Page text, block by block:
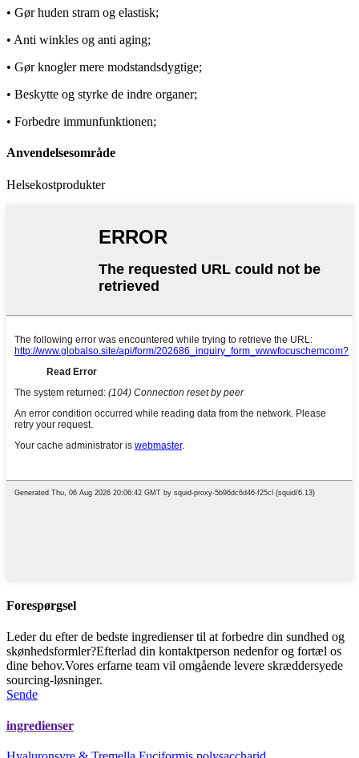
• Gør huden stram og elastisk;
• Anti winkles og anti aging;
• Gør knogler mere modstandsdygtige;
• Beskytte og styrke de indre organer;
• Forbedre immunfunktionen;
Anvendelsesområde
Helsekostprodukter
Forespørgsel
Leder du efter de bedste ingredienser til at forbedre din sundhed og
skønhedsformler?Efterlad din kontaktperson nedenfor og fortæl os
dine behov.Vores erfarne team vil omgående levere skræddersyede
sourcing-løsninger.
Sende
ingredienser